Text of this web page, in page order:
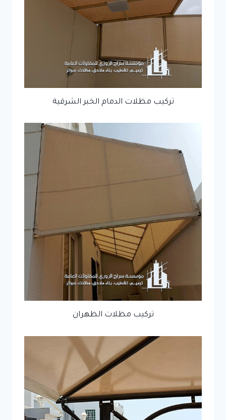
تركيب مظلات الدمام الخبر الشرقية
تركيب مظلات الظهران